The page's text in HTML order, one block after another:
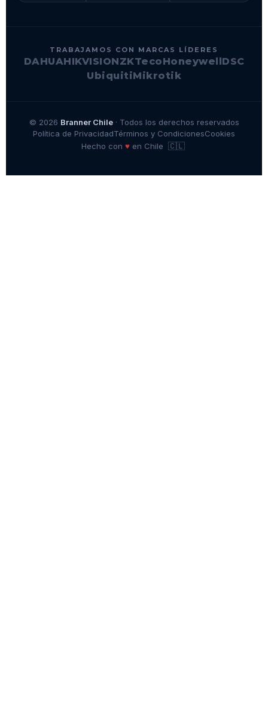
TRABAJAMOS CON MARCAS LÍDERES
DAHUAHIKVISIONZKTecoHoneywellDSC
UbiquitiMikrotik
© 2026 Branner Chile· Todos los derechos reservados
Política de PrivacidadTérminos y CondicionesCookies
Hecho con ♥en Chile 🇨🇱